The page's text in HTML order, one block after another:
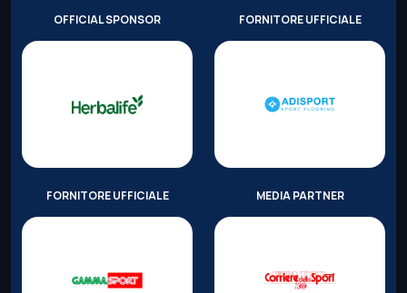
OFFICIAL SPONSOR FORNITORE UFFICIALE
FORNITORE UFFICIALE MEDIA PARTNER